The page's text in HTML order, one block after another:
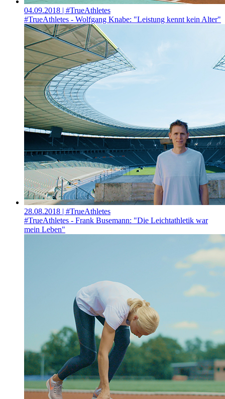
04.09.2018 | #TrueAthletes
#TrueAthletes - Wolfgang Knabe: "Leistung kennt kein Alter"
28.08.2018 | #TrueAthletes
#TrueAthletes - Frank Busemann: "Die Leichtathletik war
mein Leben"